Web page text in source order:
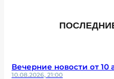
Вечерние новости от 10
10.08.2026, 21:00